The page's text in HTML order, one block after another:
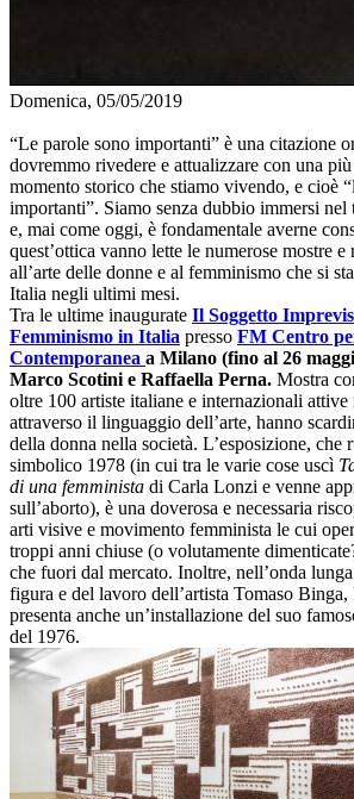
Domenica, 05/05/2019
“Le parole sono importanti” è una citazione
dovremmo rivedere e attualizzare con una
momento storico che stiamo vivendo, e cioè
importanti”. Siamo senza dubbio immersi nel
e, mai come oggi, è fondamentale averne
quest’ottica vanno lette le numerose mostre e
all’arte delle donne e al femminismo che si
Italia negli ultimi mesi.
Tra le ultime inaugurate Il Soggetto
Femminismo in Italia presso FM Centro
Contemporanea a Milano (fino al 26
Marco Scotini e Raffaella Perna. Mostra
oltre 100 artiste italiane e internazionali attive
attraverso il linguaggio dell’arte, hanno
della donna nella società. L’esposizione, che
simbolico 1978 (in cui tra le varie cose uscì
di una femminista di Carla Lonzi e venne
sull’aborto), è una doverosa e necessaria
arti visive e movimento femminista le cui
troppi anni chiuse (o volutamente
che fuori dal mercato. Inoltre, nell’onda
figura e del lavoro dell’artista Tomaso
presenta anche un’installazione del suo
del 1976.